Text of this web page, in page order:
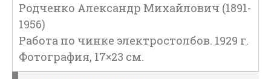
Родченко Александр Михайлович (1891-
1956)
Работа по чинке электростолбов. 1929 г.
Фотография, 17×23 см.